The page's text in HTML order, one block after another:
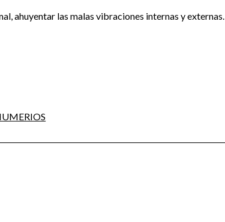
ahuyentar las malas vibraciones internas y externas.